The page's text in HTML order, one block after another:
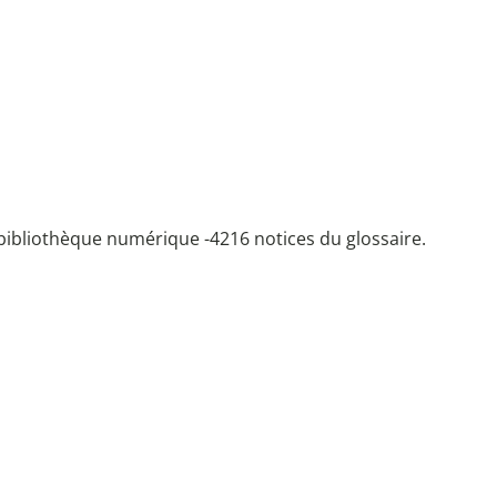
numérique -4216 notices du glossaire.